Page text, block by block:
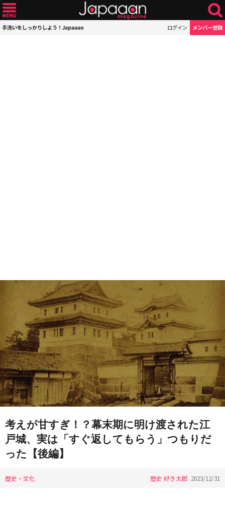
手洗いをしっかりしよう！Japaaan ログイン メンバー登録
考えが甘すぎ！？幕末期に明け渡された江
戸城、実は「すぐ返してもらう」つもりだ
った【後編】
歴史・文化 歴史 好き太郎 2023/12/31